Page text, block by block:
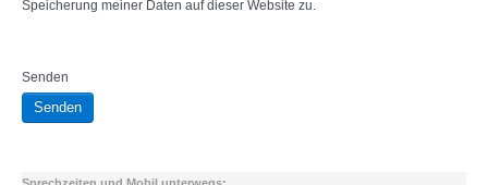
Speicherung meiner Daten auf dieser Website zu.
Senden
Senden